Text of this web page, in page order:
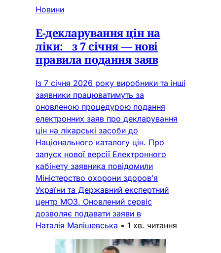
Новини
Е-декларування цін на
ліки: з 7 січня — нові
правила подання заяв
Із 7 січня 2026 року виробники та інші
заявники працюватимуть за
оновленою процедурою подання
електронних заяв про декларування
цін на лікарські засоби до
Національного каталогу цін. Про
запуск нової версії Електронного
кабінету заявника повідомили
Міністерство охорони здоров’я
України та Державний експертний
центр МОЗ. Оновлений сервіс
дозволяє подавати заяви в
Наталія Малішевська • 1 хв. читання